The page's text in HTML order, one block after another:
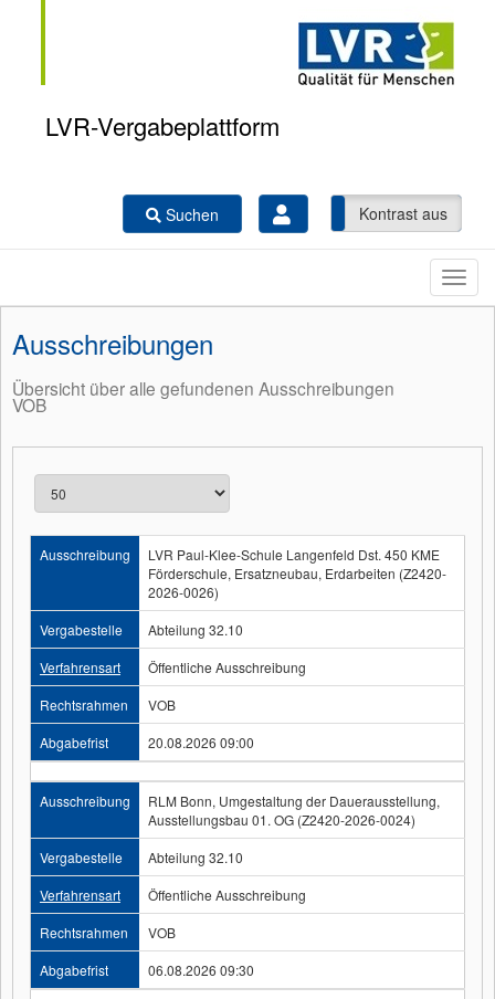
LVR-Vergabeplattform
Suchen Kontrast ein Kontrast aus
Ausschreibungen
Übersicht über alle gefundenen Ausschreibungen
VOB
Ausschreibung
LVR Paul-Klee-Schule Langenfeld Dst. 450 KME
Förderschule, Ersatzneubau, Erdarbeiten (Z2420-
2026-0026)
Vergabestelle
Abteilung 32.10
Verfahrensart
Öffentliche Ausschreibung
Rechtsrahmen
VOB
Abgabefrist
20.08.2026 09:00
Ausschreibung
RLM Bonn, Umgestaltung der Dauerausstellung,
Ausstellungsbau 01. OG (Z2420-2026-0024)
Vergabestelle
Abteilung 32.10
Verfahrensart
Öffentliche Ausschreibung
Rechtsrahmen
VOB
Abgabefrist
06.08.2026 09:30